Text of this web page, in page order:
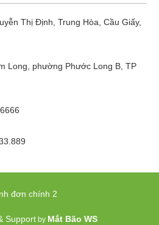
Thị Định, Trung Hòa, Cầu Giấy,
phường Phước Long B, TP
đơn chính 2
Supportby Mắt Bão WS